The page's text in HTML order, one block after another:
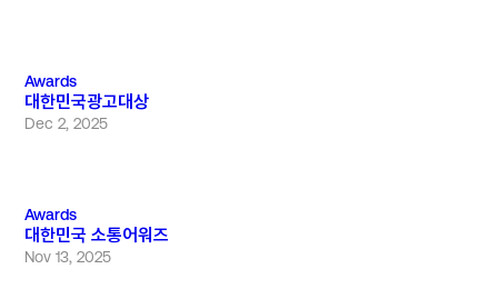
Awards
대한민국광고대상
Dec 2, 2025
Awards
대한민국 소통어워즈
Nov 13, 2025